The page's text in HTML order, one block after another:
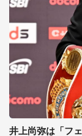
井上尚弥は「フ